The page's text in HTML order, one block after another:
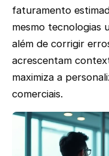
faturamento
mesmo tecnologias
além de corrigir
acrescentam
maximiza a
comerciais.